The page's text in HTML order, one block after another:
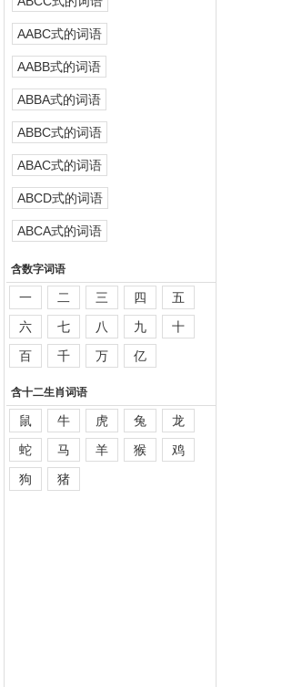
AABC式的词语
AABB式的词语
ABBA式的词语
ABBC式的词语
ABAC式的词语
ABCD式的词语
ABCA式的词语
含数字词语
一 二 三 四
五
六
七 八 九
十
百
千 万 亿
含十二生肖词语
鼠 牛 虎 兔
龙
蛇
马 羊 猴
鸡
狗
猪